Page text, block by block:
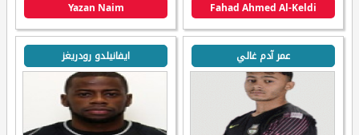
Fahad Ahmed Al-Keldi
Yazan Naim
عمر آدم غالي ايفانيلدو رودريغز